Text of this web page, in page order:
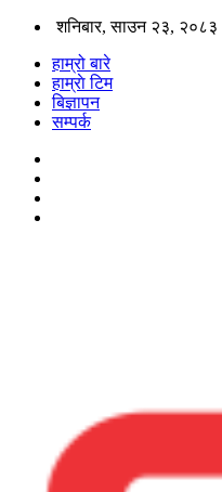
शनिबार, साउन २३, २०८३
हाम्रो बारे
हाम्राे टिम
बिज्ञापन
सम्पर्क